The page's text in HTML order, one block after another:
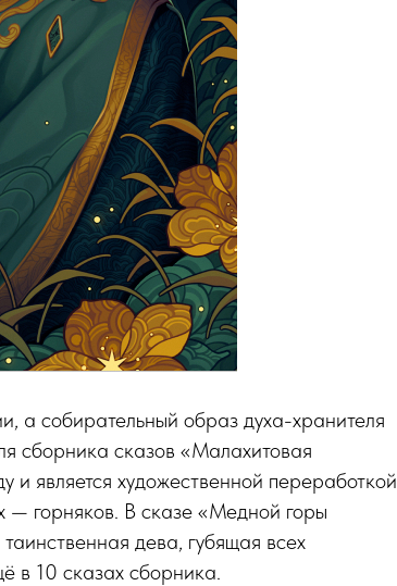
а собирательный образ духа-хранителя
сборника сказов «Малахитовая
и является художественной переработкой
— горняков. В сказе «Медной горы
дева, губящая всех
в 10 сказах сборника.